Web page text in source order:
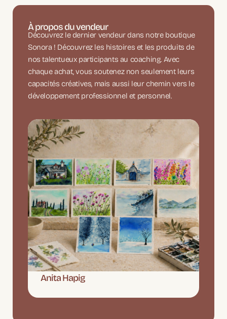
À propos du vendeur
Découvrez le dernier vendeur dans notre boutique
Sonora ! Découvrez les histoires et les produits de
nos talentueux participants au coaching. Avec
chaque achat, vous soutenez non seulement leurs
capacités créatives, mais aussi leur chemin vers le
développement professionnel et personnel.
Anita Hapig